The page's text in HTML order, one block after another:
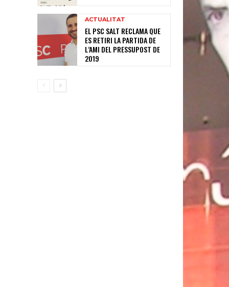
ACTUALITAT
EL PSC SALT RECLAMA QUE
ES RETIRI LA PARTIDA DE
L’AMI DEL PRESSUPOST DE
2019